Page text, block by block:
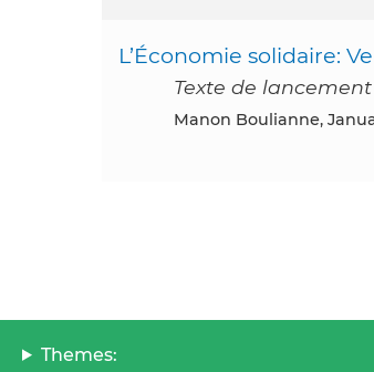
L’Économie solidaire:
Texte de
Manon Boulianne,
Themes: